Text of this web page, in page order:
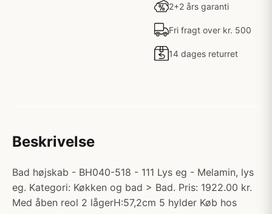
2+2 års garanti
Fri fragt over kr. 500
14 dages returret
Beskrivelse
Bad højskab - BH040-518 - 111 Lys eg - Melamin, lys
eg. Kategori: Køkken og bad > Bad. Pris: 1922.00 kr.
Med åben reol 2 lågerH:57,2cm 5 hylder Køb hos